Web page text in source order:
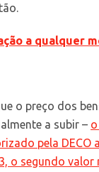
a qualquer
o preço dos
a subir –
pela DECO
o segundo valor